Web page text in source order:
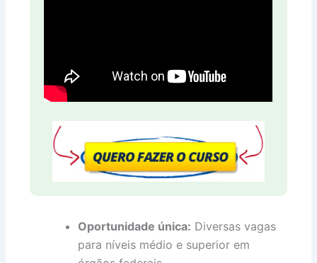
Oportunidade única: Diversas vagas
para níveis médio e superior em